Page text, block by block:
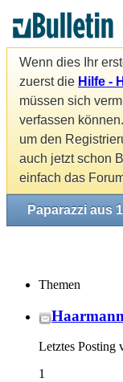
Wenn dies Ihr
zuerst die Hilfe -
müssen sich
verfassen
um den
auch jetzt schon
einfach das
Themen
Letztes Posting
1